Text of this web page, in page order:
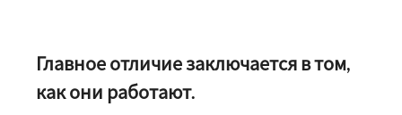
Главное отличие заключается в том,
как они работают.